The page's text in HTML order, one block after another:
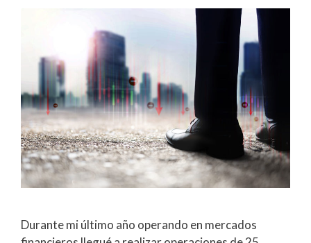
Durante mi último año operando en mercados